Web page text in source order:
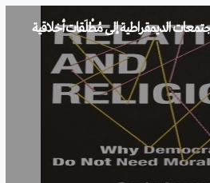
الديمقراطية إلى مُطْلَقات أخلاقية